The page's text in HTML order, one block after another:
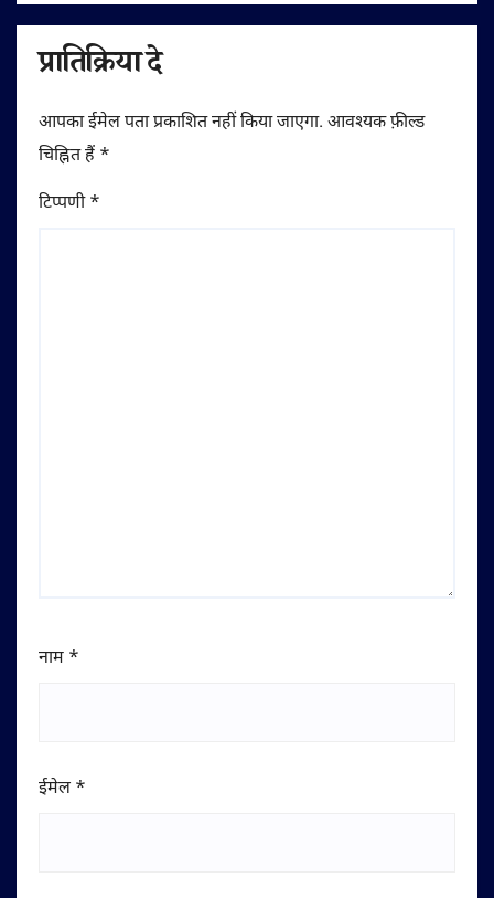
प्रातिक्रिया दे
आपका ईमेल पता प्रकाशित नहीं किया जाएगा. आवश्यक फ़ील्ड
चिह्नित हैं *
टिप्पणी*
नाम *
ईमेल *